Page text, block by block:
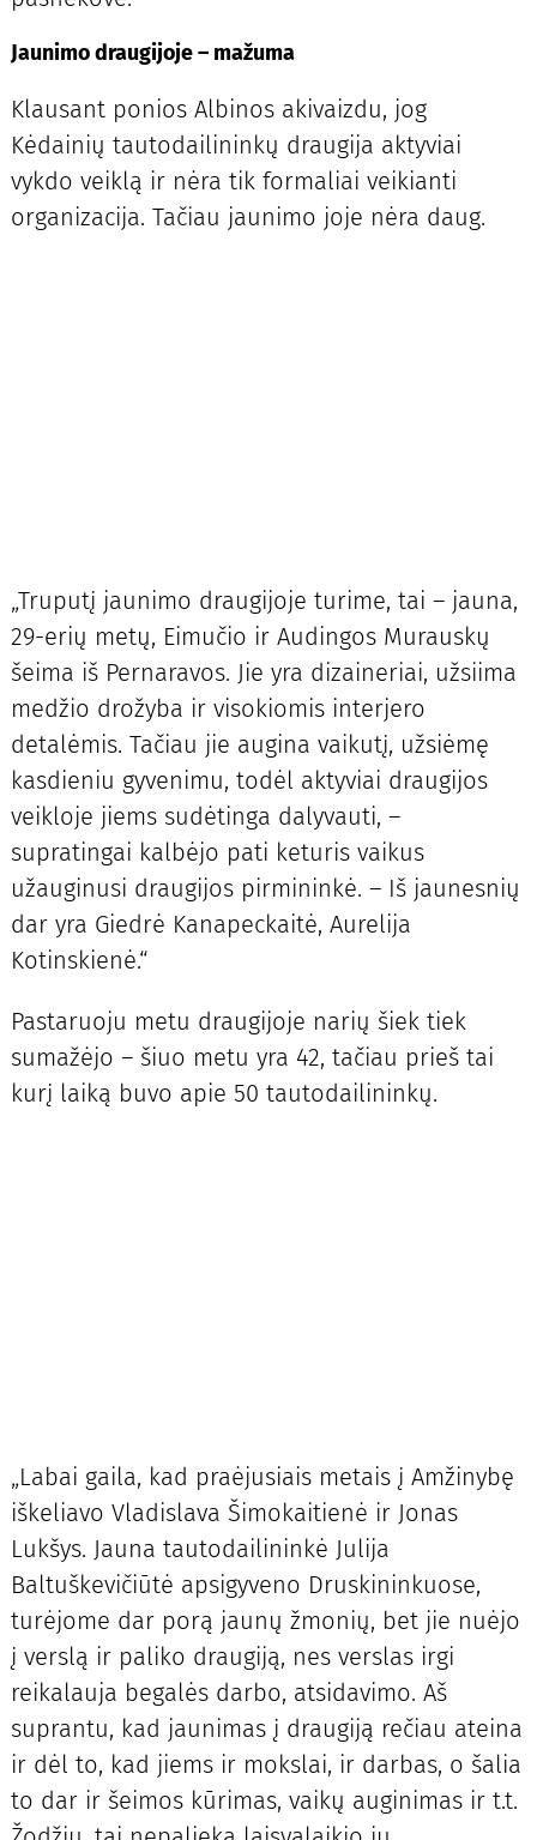
Jaunimo draugijoje – mažuma
Klausant ponios Albinos akivaizdu, jog
Kėdainių tautodailininkų draugija aktyviai
vykdo veiklą ir nėra tik formaliai veikianti
organizacija. Tačiau jaunimo joje nėra daug.
„Truputį jaunimo draugijoje turime, tai – jauna,
29-erių metų, Eimučio ir Audingos Murauskų
šeima iš Pernaravos. Jie yra dizaineriai, užsiima
medžio drožyba ir visokiomis interjero
detalėmis. Tačiau jie augina vaikutį, užsiėmę
kasdieniu gyvenimu, todėl aktyviai draugijos
veikloje jiems sudėtinga dalyvauti, –
supratingai kalbėjo pati keturis vaikus
užauginusi draugijos pirmininkė. – Iš jaunesnių
dar yra Giedrė Kanapeckaitė, Aurelija
Kotinskienė.“
Pastaruoju metu draugijoje narių šiek tiek
sumažėjo – šiuo metu yra 42, tačiau prieš tai
kurį laiką buvo apie 50 tautodailininkų.
„Labai gaila, kad praėjusiais metais į Amžinybę
iškeliavo Vladislava Šimokaitienė ir Jonas
Lukšys. Jauna tautodailininkė Julija
Baltuškevičiūtė apsigyveno Druskininkuose,
turėjome dar porą jaunų žmonių, bet jie nuėjo
į verslą ir paliko draugiją, nes verslas irgi
reikalauja begalės darbo, atsidavimo. Aš
suprantu, kad jaunimas į draugiją rečiau ateina
ir dėl to, kad jiems ir mokslai, ir darbas, o šalia
to dar ir šeimos kūrimas, vaikų auginimas ir t.t.